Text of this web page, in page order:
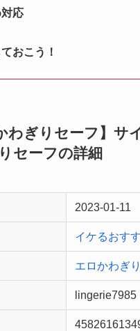
応
おこう！
わぎりセーフ】サ
セーフの詳細
2023-01-11
イケるおす
エロかわぎ
lingerie7985